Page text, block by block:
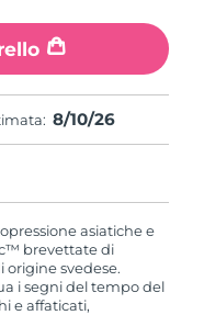
8/10/26
anni dalla data di
prodotto
asiatiche e
brevettate di
origine svedese.
i segni del tempo del
e affaticati,
8/10/26
stimata
stimata8/14/26
stimata8/15/26